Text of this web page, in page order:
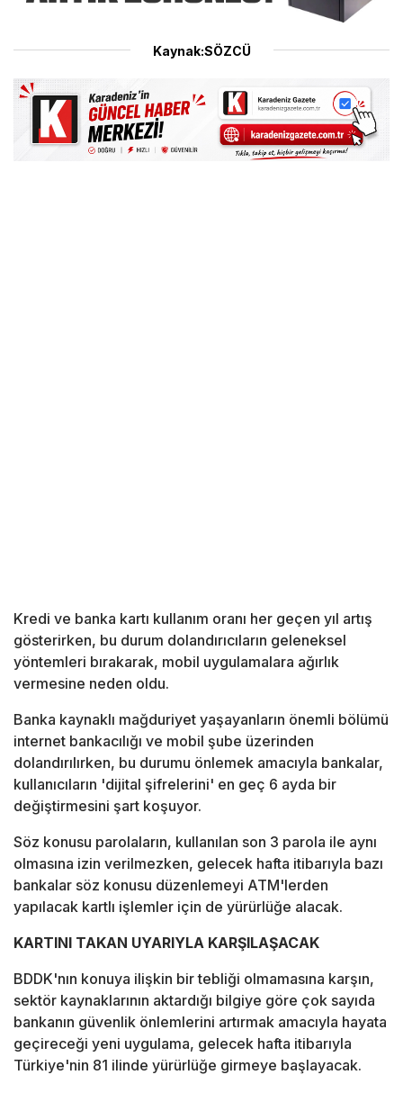
Kaynak:SÖZCÜ
Kredi ve banka kartı kullanım oranı her geçen yıl artış
gösterirken, bu durum dolandırıcıların geleneksel
yöntemleri bırakarak, mobil uygulamalara ağırlık
vermesine neden oldu.
Banka kaynaklı mağduriyet yaşayanların önemli bölümü
internet bankacılığı ve mobil şube üzerinden
dolandırılırken, bu durumu önlemek amacıyla bankalar,
kullanıcıların 'dijital şifrelerini' en geç 6 ayda bir
değiştirmesini şart koşuyor.
Söz konusu parolaların, kullanılan son 3 parola ile aynı
olmasına izin verilmezken, gelecek hafta itibarıyla bazı
bankalar söz konusu düzenlemeyi ATM'lerden
yapılacak kartlı işlemler için de yürürlüğe alacak.
KARTINI TAKAN UYARIYLA KARŞILAŞACAK
BDDK'nın konuya ilişkin bir tebliği olmamasına karşın,
sektör kaynaklarının aktardığı bilgiye göre çok sayıda
bankanın güvenlik önlemlerini artırmak amacıyla hayata
geçireceği yeni uygulama, gelecek hafta itibarıyla
Türkiye'nin 81 ilinde yürürlüğe girmeye başlayacak.